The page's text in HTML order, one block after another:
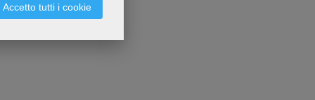
Accetto tutti i cookie